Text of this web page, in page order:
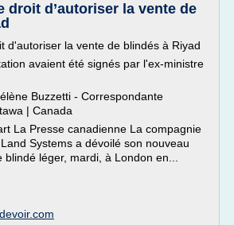
droit d’autoriser la vente de
d'autoriser la vente de blindés à Riyad
avaient été signés par l'ex-ministre
Buzzetti - Correspondante
| Canada
La Presse canadienne La compagnie
Systems a dévoilé son nouveau
léger, mardi, à London en...